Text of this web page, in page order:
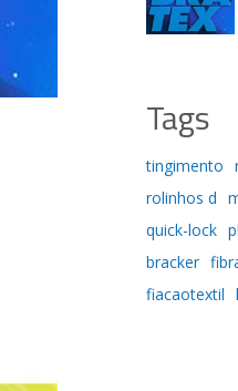
Tags
tingimento
rolinhos d
quick-lock
bracker
fiacaotextil